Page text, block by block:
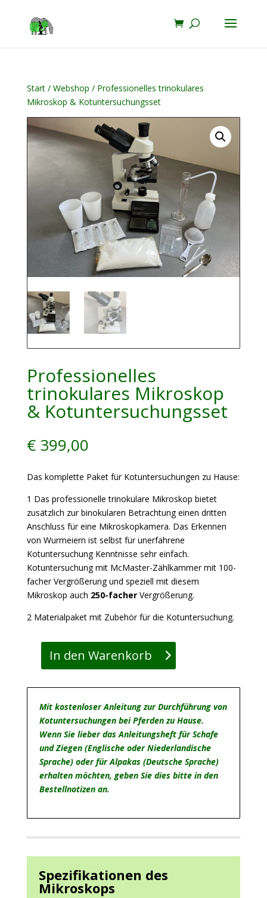
Start/ Webshop / Professionelles trinokulares
Mikroskop & Kotuntersuchungsset
Professionelles
trinokulares Mikroskop
& Kotuntersuchungsset
€399,00
Das komplette Paket für Kotuntersuchungen zu Hause:
1 Das professionelle trinokulare Mikroskop bietet
zusätzlich zur binokularen Betrachtung einen dritten
Anschluss für eine Mikroskopkamera. Das Erkennen
von Wurmeiern ist selbst für unerfahrene
Kotuntersuchung Kenntnisse sehr einfach.
Kotuntersuchung mit McMaster-Zählkammer mit 100-
facher Vergrößerung und speziell mit diesem
Mikroskop auch 250-facherVergrößerung.
2 Materialpaket mit Zubehör für die Kotuntersuchung.
Professionelles
Mikroskop
Kotuntersuchungsset
Menge
In den Warenkorb
Mit kostenloser Anleitung zur Durchführung von
Kotuntersuchungen bei Pferden zu Hause.
Wenn Sie lieber das Anleitungsheft für Schafe
und Ziegen (Englische oder Niederlandische
Sprache) oder für Alpakas (Deutsche Sprache)
erhalten möchten, geben Sie dies bitte in den
Bestellnotizen an.
Spezifikationen des
Mikroskops